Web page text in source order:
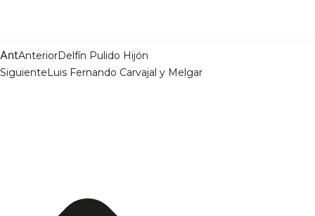
AntAnteriorDelfín Pulido Hijón
SiguienteLuis Fernando Carvajal y Melgar